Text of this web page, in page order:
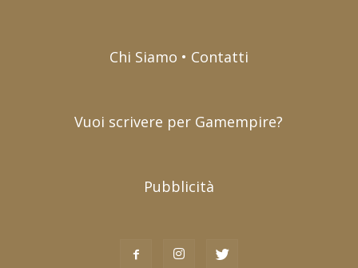
Chi Siamo • Contatti
Vuoi scrivere per Gamempire?
Pubblicità